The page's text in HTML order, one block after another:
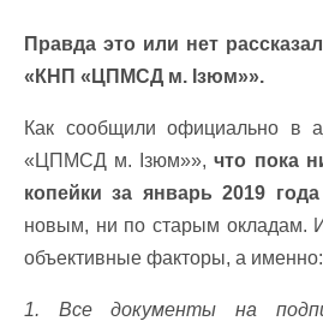
Правда это или нет
«КНП «ЦПМСД м. Ізюм»».
Как сообщили официально в
«ЦПМСД м. Ізюм»»,что пока
копейки за январь 2019
новым, ни по старым окладам.
объективные факторы, а именно:
1. Все документы на